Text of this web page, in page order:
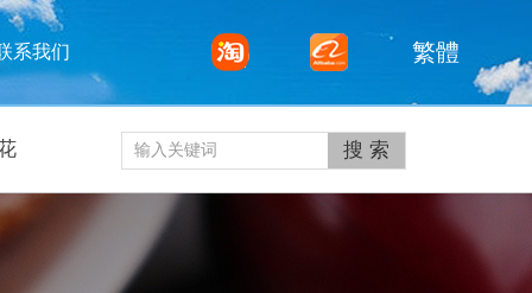
系我们 繁體